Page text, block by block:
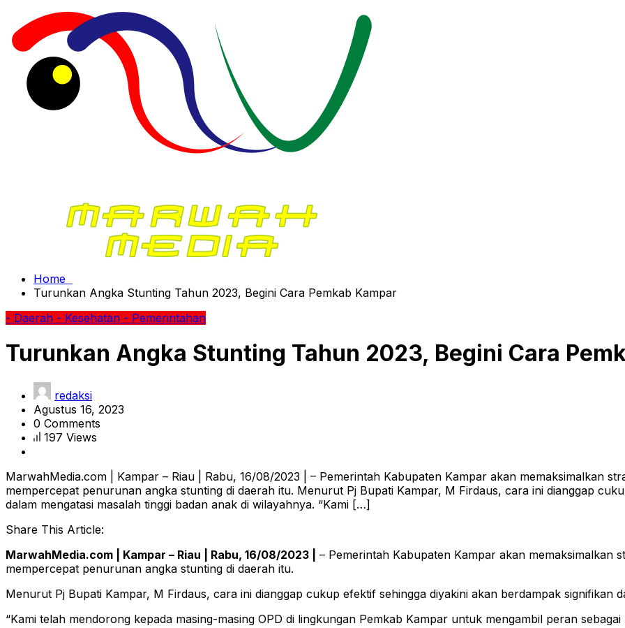
Home
Turunkan Angka Stunting Tahun 2023, Begini Cara Pemkab Kampar
- Daerah - Kesehatan - Pemerintahan
Turunkan Angka Stunting Tahun 2023, Begini Cara
redaksi
Agustus 16, 2023
0 Comments
197 Views
MarwahMedia.com | Kampar – Riau | Rabu, 16/08/2023 | – Pemerintah Kabupaten Kampar akan memaksimalkan
mempercepat penurunan angka stunting di daerah itu. Menurut Pj Bupati Kampar, M Firdaus, cara ini dianggap
dalam mengatasi masalah tinggi badan anak di wilayahnya. “Kami […]
Share This Article:
MarwahMedia.com | Kampar – Riau | Rabu, 16/08/2023 |
– Pemerintah Kabupaten Kampar akan memaksimalkan
mempercepat penurunan angka stunting di daerah itu.
Menurut Pj Bupati Kampar, M Firdaus, cara ini dianggap cukup efektif sehingga diyakini akan berdampak signifikan
“Kami telah mendorong kepada masing-masing OPD di lingkungan Pemkab Kampar untuk mengambil peran